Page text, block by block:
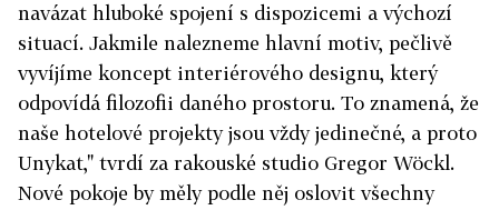
navázat hluboké spojení s dispozicemi a výchozí
situací. Jakmile nalezneme hlavní motiv, pečlivě
vyvíjíme koncept interiérového designu, který
odpovídá filozofii daného prostoru. To znamená, že
naše hotelové projekty jsou vždy jedinečné, a proto
Unykat," tvrdí za rakouské studio Gregor Wöckl.
Nové pokoje by měly podle něj oslovit všechny